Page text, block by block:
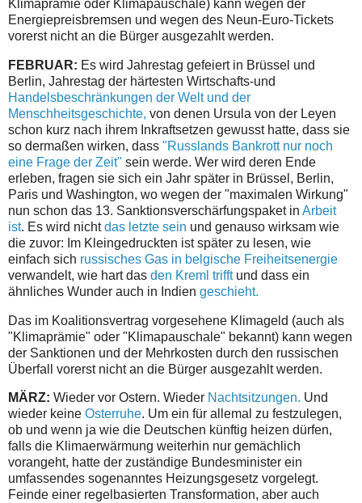
Klimaprämie oder Klimapauschale) kann wegen der
Energiepreisbremsen und wegen des Neun-Euro-Tickets
vorerst nicht an die Bürger ausgezahlt werden.
FEBRUAR: Es wird Jahrestag gefeiert in Brüssel und
Berlin, Jahrestag der härtesten Wirtschafts-und
Handelsbeschränkungen der Welt und der
Menschheitsgeschichte, von denen Ursula von der Leyen
schon kurz nach ihrem Inkraftsetzen gewusst hatte, dass sie
so dermaßen wirken, dass "Russlands Bankrott nur noch
eine Frage der Zeit" sein werde. Wer wird deren Ende
erleben, fragen sie sich ein Jahr später in Brüssel, Berlin,
Paris und Washington, wo wegen der "maximalen Wirkung"
nun schon das 13. Sanktionsverschärfungspaket in Arbeit
ist. Es wird nichtdas letzte sein und genauso wirksam wie
die zuvor: Im Kleingedruckten ist später zu lesen, wie
einfach sich russisches Gas in belgische Freiheitsenergie
verwandelt, wie hart das den Kreml trifftund dass ein
ähnliches Wunder auch in Indien geschieht.
Das im Koalitionsvertrag vorgesehene Klimageld (auch als
"Klimaprämie" oder "Klimapauschale" bekannt) kann wegen
der Sanktionen und der Mehrkosten durch den russischen
Überfall vorerst nicht an die Bürger ausgezahlt werden.
MÄRZ: Wieder vor Ostern. Wieder Nachtsitzungen. Und
wieder keine Osterruhe. Um ein für allemal zu festzulegen,
ob und wenn ja wie die Deutschen künftig heizen dürfen,
falls die Klimaerwärmung weiterhin nur gemächlich
vorangeht, hatte der zuständige Bundesminister ein
umfassendes sogenanntes Heizungsgesetz vorgelegt.
Feinde einer regelbasierten Transformation, aber auch